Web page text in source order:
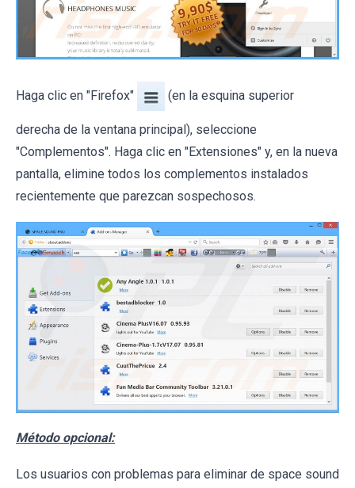
Haga clic en "Firefox" (en la esquina superior
derecha de la ventana principal), seleccione
"Complementos". Haga clic en "Extensiones" y, en la nueva
pantalla, elimine todos los complementos instalados
recientemente que parezcan sospechosos.
Método opcional:
Los usuarios con problemas para eliminar de space sound